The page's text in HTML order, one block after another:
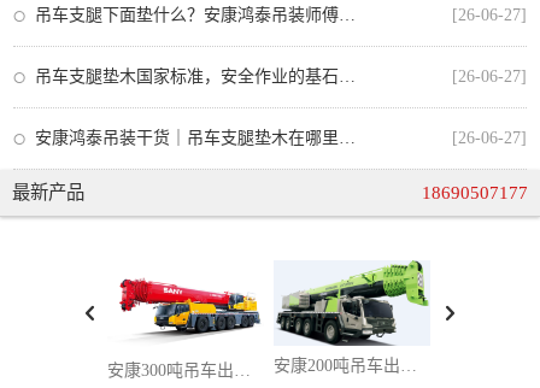
[26-06-27]
[26-06-27]
[26-06-27]
最新产品 18690507177
安康200吨吊车出租：大兆瓦风电 / 超高层桥塔吊装，百吨级设备精准就位一站式服务